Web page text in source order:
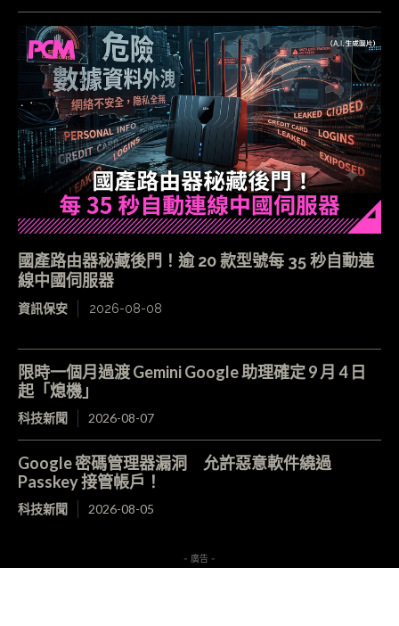
國產路由器秘藏後門！逾 20 款型號每 35 秒自動連
線中國伺服器
資訊保安 2026-08-08
限時一個月過渡 Gemini Google 助理確定 9 月 4 日
起「熄機」
科技新聞 2026-08-07
Google 密碼管理器漏洞 允許惡意軟件繞過
Passkey 接管帳戶！
科技新聞 2026-08-05
- 廣告 -